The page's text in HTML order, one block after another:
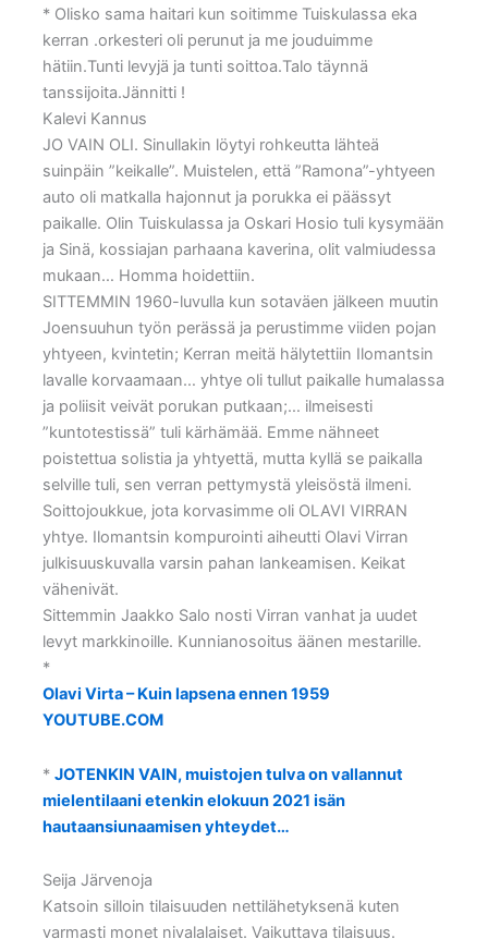
* Olisko sama haitari kun soitimme Tuiskulassa eka
kerran .orkesteri oli perunut ja me jouduimme
hätiin.Tunti levyjä ja tunti soittoa.Talo täynnä
tanssijoita.Jännitti !
Kalevi Kannus
JO VAIN OLI. Sinullakin löytyi rohkeutta lähteä
suinpäin ”keikalle”. Muistelen, että ”Ramona”-yhtyeen
auto oli matkalla hajonnut ja porukka ei päässyt
paikalle. Olin Tuiskulassa ja Oskari Hosio tuli kysymään
ja Sinä, kossiajan parhaana kaverina, olit valmiudessa
mukaan… Homma hoidettiin.
SITTEMMIN 1960-luvulla kun sotaväen jälkeen muutin
Joensuuhun työn perässä ja perustimme viiden pojan
yhtyeen, kvintetin; Kerran meitä hälytettiin Ilomantsin
lavalle korvaamaan… yhtye oli tullut paikalle humalassa
ja poliisit veivät porukan putkaan;… ilmeisesti
”kuntotestissä” tuli kärhämää. Emme nähneet
poistettua solistia ja yhtyettä, mutta kyllä se paikalla
selville tuli, sen verran pettymystä yleisöstä ilmeni.
Soittojoukkue, jota korvasimme oli OLAVI VIRRAN
yhtye. Ilomantsin kompurointi aiheutti Olavi Virran
julkisuuskuvalla varsin pahan lankeamisen. Keikat
vähenivät.
Sittemmin Jaakko Salo nosti Virran vanhat ja uudet
levyt markkinoille. Kunnianosoitus äänen mestarille.
*
Olavi Virta – Kuin lapsena ennen 1959
YOUTUBE.COM
*JOTENKIN VAIN, muistojen tulva on vallannut
mielentilaani etenkin elokuun 2021 isän
hautaansiunaamisen yhteydet…
Seija Järvenoja
Katsoin silloin tilaisuuden nettilähetyksenä kuten
varmasti monet nivalalaiset. Vaikuttava tilaisuus.